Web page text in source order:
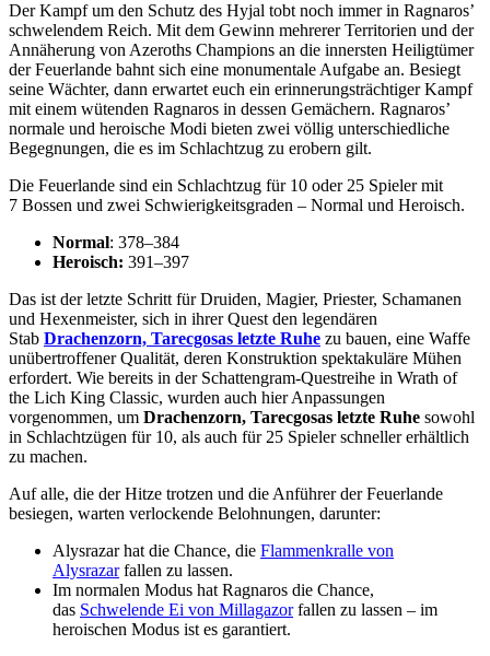
Der Kampf um den Schutz des Hyjal tobt noch immer in Ragnaros’
schwelendem Reich. Mit dem Gewinn mehrerer Territorien und der
Annäherung von Azeroths Champions an die innersten Heiligtümer
der Feuerlande bahnt sich eine monumentale Aufgabe an. Besiegt
seine Wächter, dann erwartet euch ein erinnerungsträchtiger Kampf
mit einem wütenden Ragnaros in dessen Gemächern. Ragnaros’
normale und heroische Modi bieten zwei völlig unterschiedliche
Begegnungen, die es im Schlachtzug zu erobern gilt.
Die Feuerlande sind ein Schlachtzug für 10 oder 25 Spieler mit
7 Bossen und zwei Schwierigkeitsgraden – Normal und Heroisch.
Normal: 378–384
Heroisch: 391–397
Das ist der letzte Schritt für Druiden, Magier, Priester, Schamanen
und Hexenmeister, sich in ihrer Quest den legendären
Stab Drachenzorn, Tarecgosas letzte Ruhe zu bauen, eine Waffe
unübertroffener Qualität, deren Konstruktion spektakuläre Mühen
erfordert. Wie bereits in der Schattengram-Questreihe in Wrath of
the Lich King Classic, wurden auch hier Anpassungen
vorgenommen, um Drachenzorn, Tarecgosas letzte Ruhe sowohl
in Schlachtzügen für 10, als auch für 25 Spieler schneller erhältlich
zu machen.
Auf alle, die der Hitze trotzen und die Anführer der Feuerlande
besiegen, warten verlockende Belohnungen, darunter:
Alysrazar hat die Chance, die Flammenkralle von
Alysrazarfallen zu lassen.
Im normalen Modus hat Ragnaros die Chance,
das Schwelende Ei von Millagazorfallen zu lassen – im
heroischen Modus ist es garantiert.